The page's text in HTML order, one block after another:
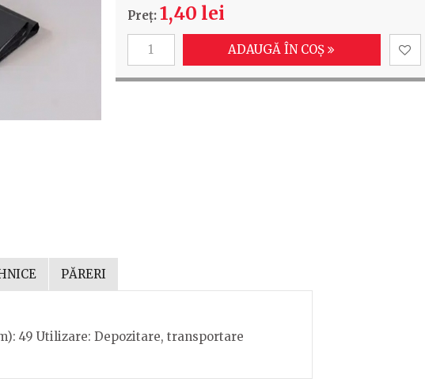
Preț: 1,40 lei
ADAUGĂ ÎN COȘ
PĂRERI
49 Utilizare: Depozitare, transportare